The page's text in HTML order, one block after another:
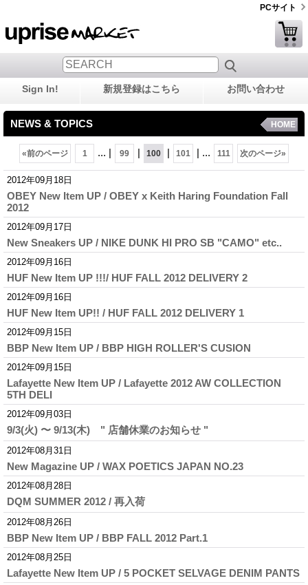
PCサイト
Sign In! 新規登録はこちら お問い合わせ
NEWS & TOPICS HOME
«前のページ 1 ... | 99 | 100 | 101 | ... 111 次のページ»
2012年09月18日
OBEY New Item UP / OBEY x Keith Haring Foundation Fall
2012
2012年09月17日
New Sneakers UP / NIKE DUNK HI PRO SB "CAMO" etc..
2012年09月16日
HUF New Item UP !!!/ HUF FALL 2012 DELIVERY 2
2012年09月16日
HUF New Item UP!! / HUF FALL 2012 DELIVERY 1
2012年09月15日
BBP New Item UP / BBP HIGH ROLLER'S CUSION
2012年09月15日
Lafayette New Item UP / Lafayette 2012 AW COLLECTION
5TH DELI
2012年09月03日
9/3(火) 〜 9/13(木) " 店舗休業のお知らせ "
2012年08月31日
New Magazine UP / WAX POETICS JAPAN NO.23
2012年08月28日
DQM SUMMER 2012 / 再入荷
2012年08月26日
BBP New Item UP / BBP FALL 2012 Part.1
2012年08月25日
Lafayette New Item UP / 5 POCKET SELVAGE DENIM PANTS